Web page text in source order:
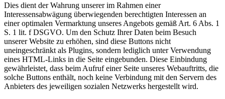
Dies dient der Wahrung unserer im Rahmen einer
Interessensabwägung überwiegenden berechtigten Interessen an
einer optimalen Vermarktung unseres Angebots gemäß Art. 6 Abs. 1
S. 1 lit. f DSGVO. Um den Schutz Ihrer Daten beim Besuch
unserer Website zu erhöhen, sind diese Buttons nicht
uneingeschränkt als Plugins, sondern lediglich unter Verwendung
eines HTML-Links in die Seite eingebunden. Diese Einbindung
gewährleistet, dass beim Aufruf einer Seite unseres Webauftritts, die
solche Buttons enthält, noch keine Verbindung mit den Servern des
Anbieters des jeweiligen sozialen Netzwerks hergestellt wird.